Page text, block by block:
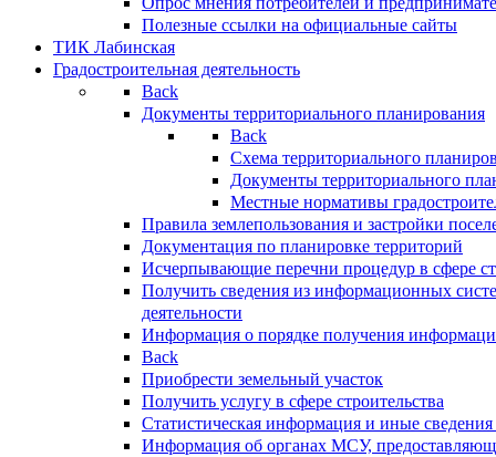
Полезные ссылки на официальные сайты
ТИК Лабинская
Градостроительная деятельность
Back
Документы территориального планирования
Back
Схема территориального
Документы территориального
Местные нормативы
Правила землепользования и застройки
Документация по планировке территорий
Исчерпывающие перечни процедур в сфере
Получить сведения из информационных
деятельности
Информация о порядке получения
Back
Приобрести земельный участок
Получить услугу в сфере строительства
Статистическая информация и иные сведения
Информация об органах МСУ,